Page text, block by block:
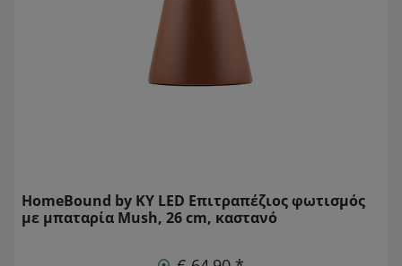
HomeBound by KY LED Επιτραπέζιος φωτισμός
με μπαταρία Mush, 26 cm, καστανό